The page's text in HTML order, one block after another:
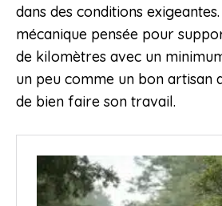
dans des conditions
mécanique pensée pour
de kilomètres avec un
un peu comme un bon artisan
de bien faire son travail.